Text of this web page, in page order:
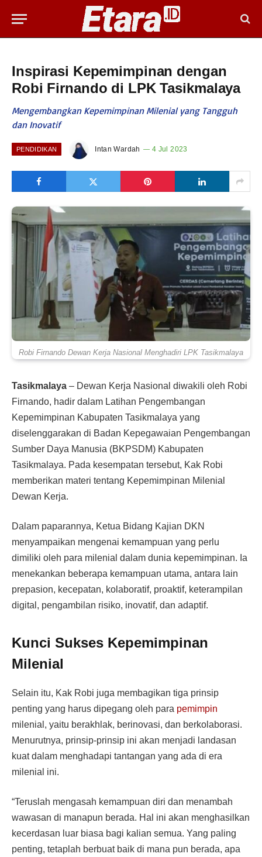
Inspirasi Kepemimpinan dengan
Robi Firnando di LPK Tasikmalaya
Mengembangkan Kepemimpinan Milenial yang Tangguh
dan Inovatif
PENDIDIKAN Intan Wardah 4 Jul 2023
Robi Firnando Dewan Kerja Nasional Menghadiri LPK Tasikmalaya
Tasikmalaya – Dewan Kerja Nasional diwakili oleh Robi
Firnando, hadir dalam Latihan Pengembangan
Kepemimpinan Kabupaten Tasikmalaya yang
diselenggarakan di Badan Kepegawaian Pengembangan
Sumber Daya Manusia (BKPSDM) Kabupaten
Tasikmalaya. Pada kesempatan tersebut, Kak Robi
memberikan materi tentang Kepemimpinan Milenial
Dewan Kerja.
Dalam paparannya, Ketua Bidang Kajian DKN
menyampaikan mengenai kemampuan yang perlu
dimiliki oleh para milenial dalam dunia kepemimpinan. Ia
menekankan beberapa kemampuan utama, antara lain
prepasion, kecepatan, kolaboratif, proaktif, keterampilan
digital, pengambilan risiko, inovatif, dan adaptif.
Kunci Sukses Kepemimpinan
Milenial
Selain itu, Kak Robi juga membagikan tiga prinsip
penting yang harus dipegang oleh para pemimpin
milenial, yaitu berakhlak, berinovasi, dan berkolaborasi.
Menurutnya, prinsip-prinsip ini akan menjadi landasan
kuat dalam menghadapi tantangan yang ada di era
milenial ini.
“Teruslah mengasah kemampuan diri dan menambah
wawasan di manapun berada. Hal ini akan menghasilkan
kecerdasan luar biasa bagi kalian semua. Yang paling
penting, tetaplah berbuat baik di mana pun berada, apa